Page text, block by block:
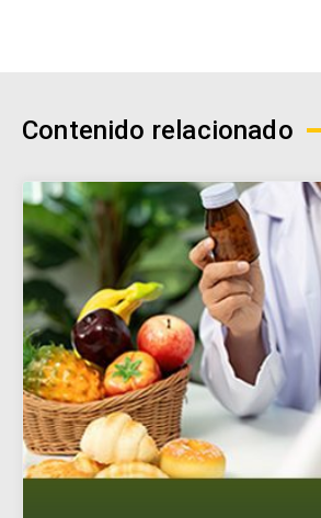
Contenido relacionado